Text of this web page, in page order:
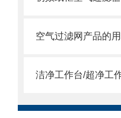
空气过滤网产品的
洁净工作台/超净工